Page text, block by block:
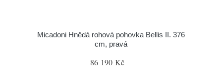
Micadoni Hnědá rohová pohovka Bellis II. 376
cm, pravá
86 190 Kč